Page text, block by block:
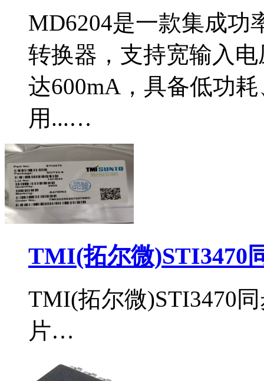
MD6204是一款集成功
转换器，支持宽输入
达600mA，具备低功
用...…
TMI(拓尔微)STI3470
TMI(拓尔微)STI3470
片…